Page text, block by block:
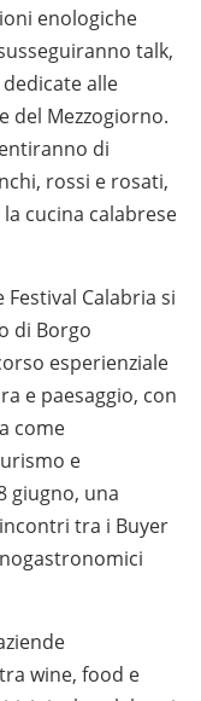
enologiche
talk,
alle
del Mezzogiorno.
di
rossi e rosati,
cucina calabrese
Calabria si
di Borgo
esperienziale
e paesaggio, con
come
e
giugno, una
tra i Buyer
wine, food e